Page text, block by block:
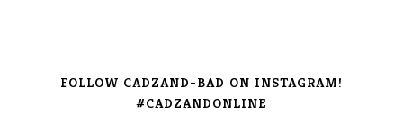
FOLLOW CADZAND-BAD ON INSTAGRAM!
#CADZANDONLINE